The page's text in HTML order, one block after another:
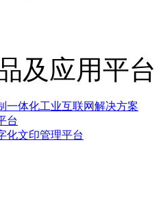
及应用平台
一体化工业互联网解决方案
台
化文印管理平台